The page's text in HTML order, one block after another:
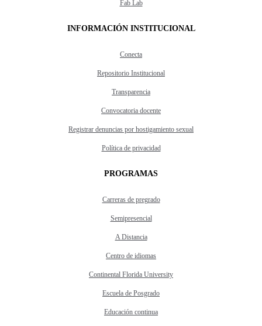
Fab Lab
INFORMACIÓN INSTITUCIONAL
Conecta
Repositorio Institucional
Transparencia
Convocatoria docente
Registrar denuncias por hostigamiento sexual
Política de privacidad
PROGRAMAS
Carreras de pregrado
Semipresencial
A Distancia
Centro de idiomas
Continental Florida University
Escuela de Posgrado
Educación continua